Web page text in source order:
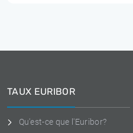
TAUX EURIBOR
Qu'est-ce que l'Euribor?